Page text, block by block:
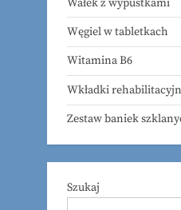
Wałek z wypustkami
Węgiel w tabletkach
Witamina B6
Wkładki
Zestaw baniek
Szukaj